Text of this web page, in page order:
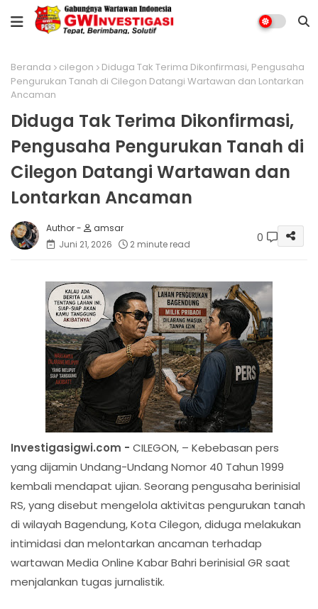
Beranda cilegon
Diduga Tak Terima Dikonfirmasi, Pengusaha
Pengurukan Tanah di Cilegon Datangi Wartawan dan Lontarkan
Ancaman
Diduga Tak Terima Dikonfirmasi,
Pengusaha Pengurukan Tanah di
Cilegon Datangi Wartawan dan
Lontarkan Ancaman
amsar
Juni 21, 2026
2 minute read 0
Investigasigwi.com - CILEGON, – Kebebasan pers
yang dijamin Undang-Undang Nomor 40 Tahun 1999
kembali mendapat ujian. Seorang pengusaha berinisial
RS, yang disebut mengelola aktivitas pengurukan tanah
di wilayah Bagendung, Kota Cilegon, diduga melakukan
intimidasi dan melontarkan ancaman terhadap
wartawan Media Online Kabar Bahri berinisial GR saat
menjalankan tugas jurnalistik.